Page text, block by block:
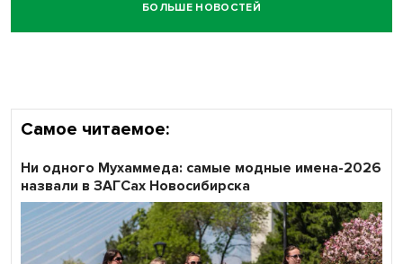
Честный выбор: видеонаблюдение обеспечит
объективность результатов ЕДГ в Новосибирской
БОЛЬШЕ НОВОСТЕЙ
Самое читаемое:
Ни одного Мухаммеда: самые модные имена-2026
назвали в ЗАГСах Новосибирска